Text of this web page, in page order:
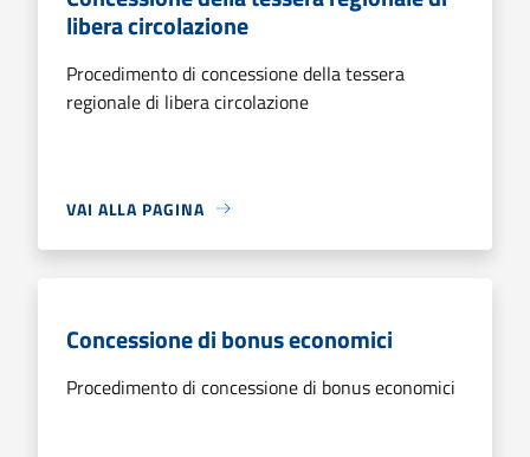
libera circolazione
Procedimento di concessione della tessera
regionale di libera circolazione
VAI ALLA PAGINA
Concessione di bonus economici
Procedimento di concessione di bonus economici